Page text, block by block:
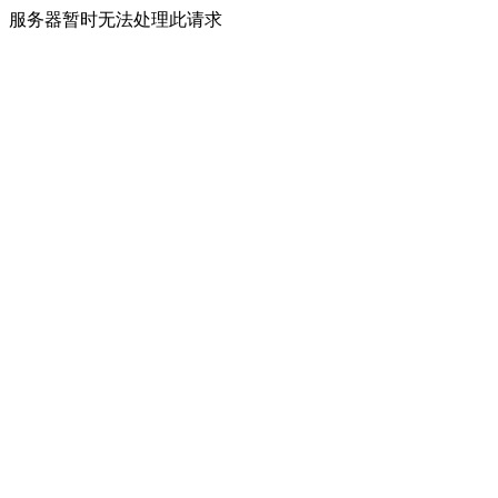
服务器暂时无法处理此请求